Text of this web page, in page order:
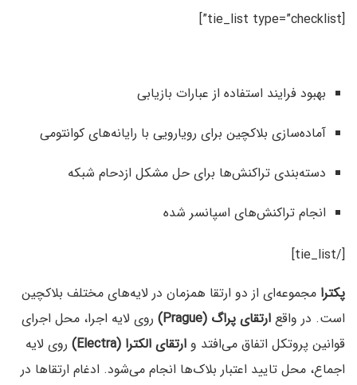
[tie_list type=”checklist”]
بهبود فرایند استفاده از عبارات بازیابی
آماده‌سازی بلاکچین برای رویارویی با رایانه‌های کوانتومی
دسته‌بندی تراکنش‌ها برای حل مشکل ازدحام شبکه
انجام تراکنش‌های اسپانسر شده
[/tie_list]
پکترا مجموعه‌ای از دو ارتقا همزمان در لایه‌های مختلف بلاکچین
است. در واقع ارتقای پراگ (Prague)
روی لایه اجرا، محل اجرای
قوانین پروتکل اتفاق می‌افتد و ارتقای الکترا (Electra)
روی لایه
اجماع، محل تایید اعتبار بلاک‌ها انجام می‌شود. ادغام ارتقاها در